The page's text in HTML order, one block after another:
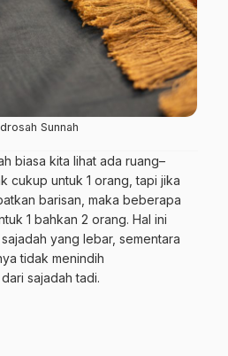
Sunnah
biasa kita lihat ada ruang–
cukup untuk 1 orang, tapi jika
barisan, maka beberapa
1 bahkan 2 orang. Hal ini
yang lebar, sementara
tidak menindih
sajadah tadi.